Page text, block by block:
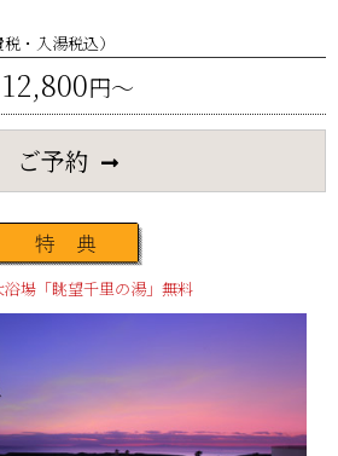
・入湯税込）
12,800円〜
ご予約
浴場「眺望千里の湯」無料